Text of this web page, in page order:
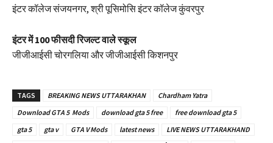
इंटर कॉलेज संजयनगर, श्री पूसिमोसि इंटर कॉलेज कुंवरपुर
इंटर में 100 फीसदी रिजल्ट वाले स्कूल
जीजीआईसी चोरगलिया और जीजीआईसी किशनपुर
TAGS BREAKING NEWS UTTARAKHAN
Chardham Yatra
Download GTA 5 Mods
download gta 5 free
free download gta 5
gta 5
gta v GTA V Mods latest news
LIVE NEWS UTTARAKHAND